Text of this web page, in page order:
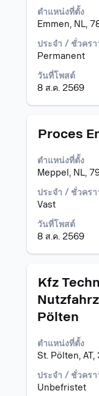
ตำแหน่งที่ตั้ง
Emmen, NL,
ประจำ / ชั่วครา
Permanent
วันที่โพสต์
8 ส.ค. 2569
ใช้
Space
เพื่อ
ดู
เนื้อหา
แบบ
เต็ม
ของ
งาน
ตำแหน่ง
Proces
ตำแหน่งที่ตั้ง
Meppel, NL,
ประจำ / ชั่วครา
Vast
วันที่โพสต์
8 ส.ค. 2569
เลือก
ใช้
Space
Bar
เพื่อ
ดู
เนื้อหา
แบบ
เต็ม
ของ
งาน
ตำแหน่ง
Kfz
Pölten
ตำแหน่งที่ตั้ง
St. Pölten, AT,
ประจำ / ชั่วครา
Unbefristet
เลือก
ใช้
Space
เพื่อ
ดู
แบบ
เต็ม